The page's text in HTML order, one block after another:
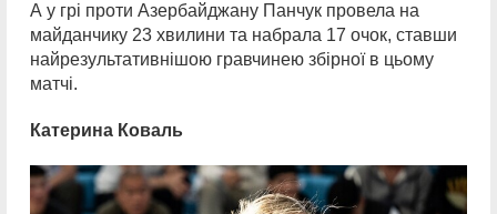
А у грі проти Азербайджану Панчук провела на
майданчику 23 хвилини та набрала 17 очок, ставши
найрезультативнішою гравчинею збірної в цьому
матчі.
Катерина Коваль